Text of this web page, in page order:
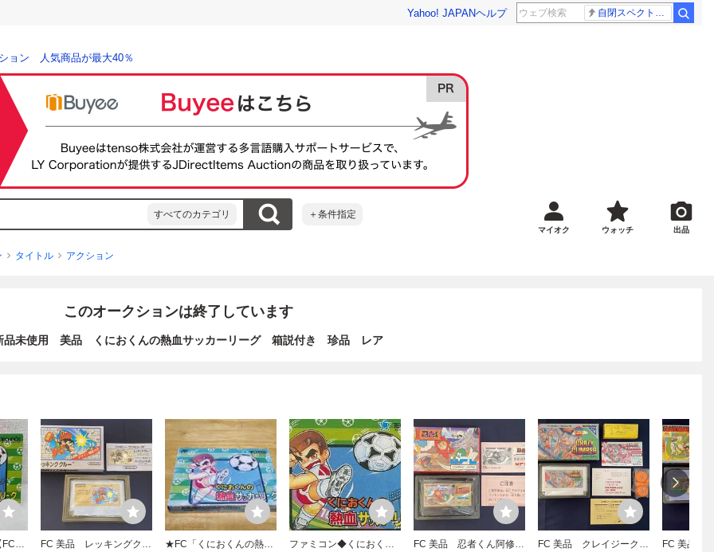
Yahoo! JAPANヘルプ 自閉スペクトラム症
ョン 人気商品が最大40％
すべてのカテゴリ ＋条件指定
マイオク ウォッチ 出品
タイトル アクション
このオークションは終了しています
品未使用 美品 くにおくんの熱血サッカーリーグ 箱説付き 珍品 レア
】
FC 美品 レッキングクル
★FC「くにおくんの熱血
ファミコン◆くにおくん
FC 美品 忍者くん阿修羅
FC 美品 クレイジークラ
FC 美品